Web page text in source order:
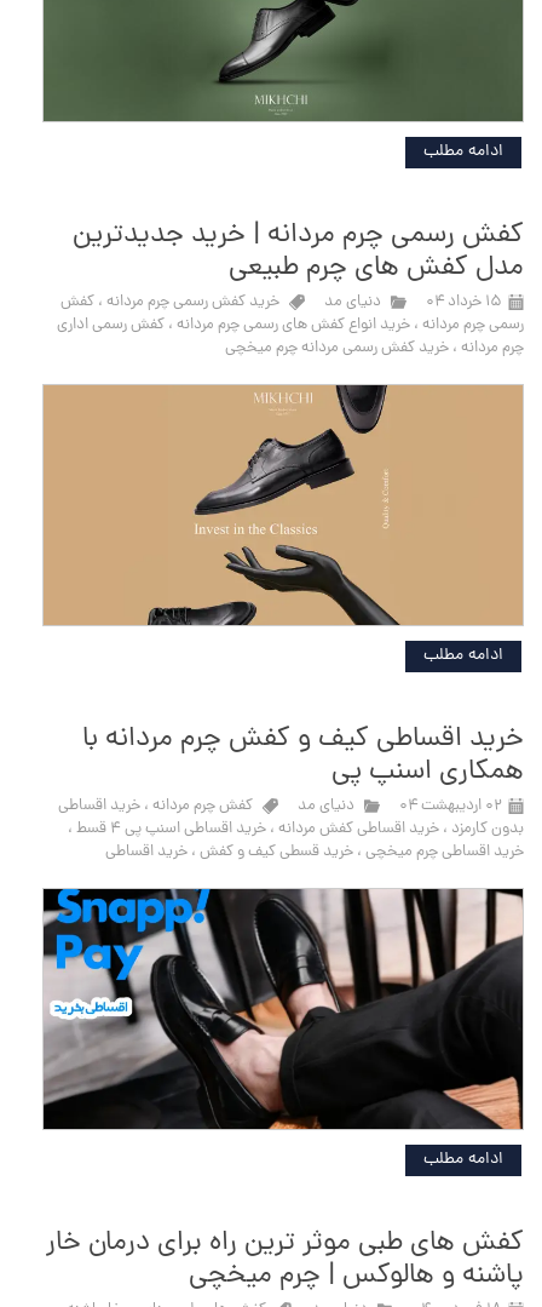
ادامه مطلب
کفش رسمی چرم مردانه | خرید جدیدترین
مدل کفش های چرم طبیعی
۱۵ خرداد ۰۴ دنیای مد خرید کفش رسمی چرم مردانه ، کفش
رسمی چرم مردانه ، خرید انواع کفش های رسمی چرم مردانه ، کفش رسمی اداری
چرم مردانه ، خرید کفش رسمی مردانه چرم میخچی
ادامه مطلب
خرید اقساطی کیف و کفش چرم مردانه با
همکاری اسنپ پی
۰۲ اردیبهشت ۰۴ دنیای مد کفش چرم مردانه ، خرید اقساطی
بدون کارمزد ، خرید اقساطی کفش مردانه ، خرید اقساطی اسنپ پی ۴ قسط
،
خرید اقساطی چرم میخچی ، خرید قسطی کیف و کفش ، خرید اقساطی
ادامه مطلب
کفش های طبی موثر ترین راه برای درمان خار
پاشنه و هالوکس | چرم میخچی